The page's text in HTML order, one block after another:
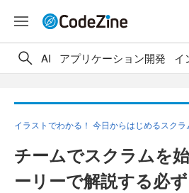
AI アプリケーション開発 イ
イラストでわかる！ 今日からはじめるスクラ
チームでスクラムを
ーリーで解説する必